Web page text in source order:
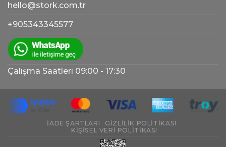
hello@stork.com.tr
+905343345577
Çalışma Saatleri 09:00 - 17:30
İADE ŞARTLARI
GIZLILIK POLITIKASI
KIŞISEL VERI POLITIKASI